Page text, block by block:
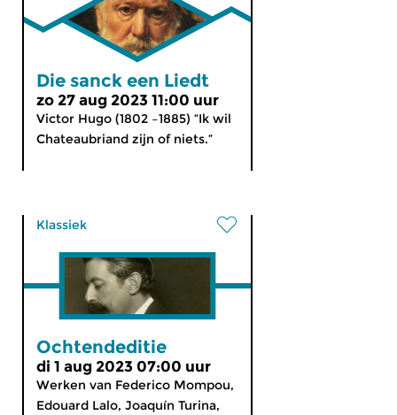
Die sanck een Liedt
zo 27 aug 2023 11:00 uur
Victor Hugo (1802 –1885) “Ik wil
Chateaubriand zijn of niets.”
Klassiek
Ochtendeditie
di 1 aug 2023 07:00 uur
Werken van Federico Mompou,
Edouard Lalo, Joaquín Turina,